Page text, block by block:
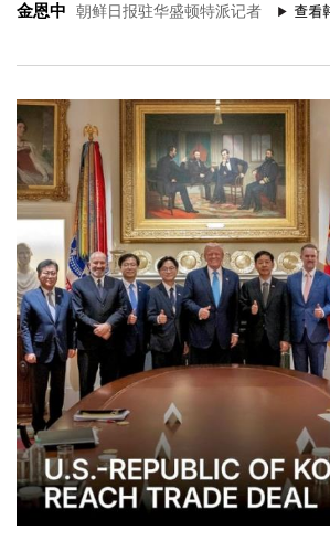
金恩中 朝鲜日报驻华盛顿特派记者